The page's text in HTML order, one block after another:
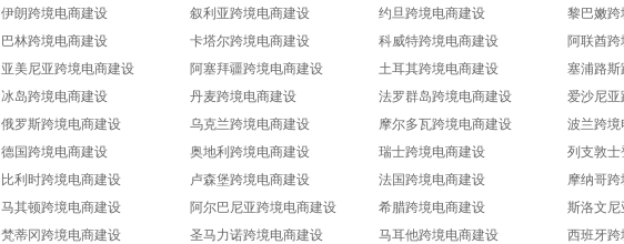
伊朗跨境电商建设 叙利亚跨境电商建设 约旦跨境电商建设 黎巴嫩
巴林跨境电商建设 卡塔尔跨境电商建设 科威特跨境电商建设 阿联酋
亚美尼亚跨境电商建设 阿塞拜疆跨境电商建设 土耳其跨境电商建设 塞浦路
冰岛跨境电商建设 丹麦跨境电商建设 法罗群岛跨境电商建设 爱沙尼
俄罗斯跨境电商建设 乌克兰跨境电商建设 摩尔多瓦跨境电商建设 波兰跨
德国跨境电商建设 奥地利跨境电商建设 瑞士跨境电商建设 列支敦
比利时跨境电商建设 卢森堡跨境电商建设 法国跨境电商建设 摩纳哥
马其顿跨境电商建设 阿尔巴尼亚跨境电商建设 希腊跨境电商建设 斯洛文
梵蒂冈跨境电商建设 圣马力诺跨境电商建设 马耳他跨境电商建设 西班牙